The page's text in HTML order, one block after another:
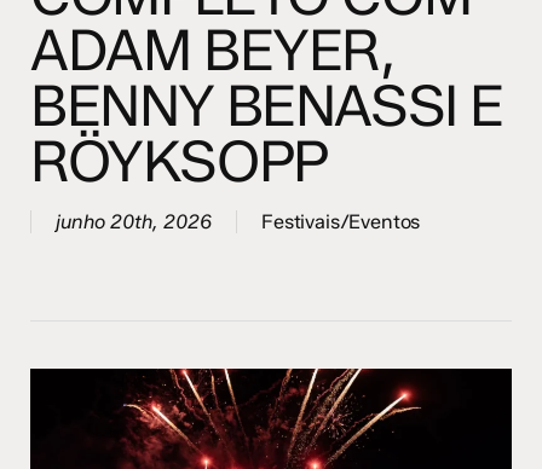
ADAM BEYER,
BENNY BENASSI E
RÖYKSOPP
junho 20th, 2026 Festivais/Eventos